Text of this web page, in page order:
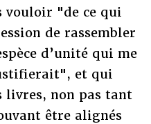
"de ce qui
de rassembler
d’unité qui me
et qui
livres, non pas tant
être alignés